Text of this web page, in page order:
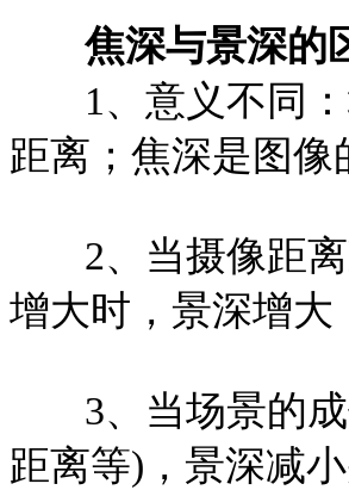
焦深与景深的
1、意义不同
距离；焦深是图
2、当摄像距
增大时，景深增大
3、当场景的
距离等)，景深减